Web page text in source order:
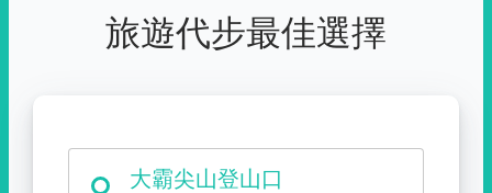
旅遊代步最佳選擇
大霸尖山登山口